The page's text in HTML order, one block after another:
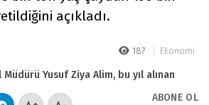
açıkladı.
187 Ekonomi
ABONE OL